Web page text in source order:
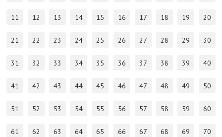
11 12 13 14 15 16 17 18 19 20
21 22 23 24 25 26 27 28 29 30
31 32 33 34 35 36 37 38 39 40
41 42 43 44 45 46 47 48 49 50
51 52 53 54 55 56 57 58 59 60
61 62 63 64 65 66 67 68 69 70